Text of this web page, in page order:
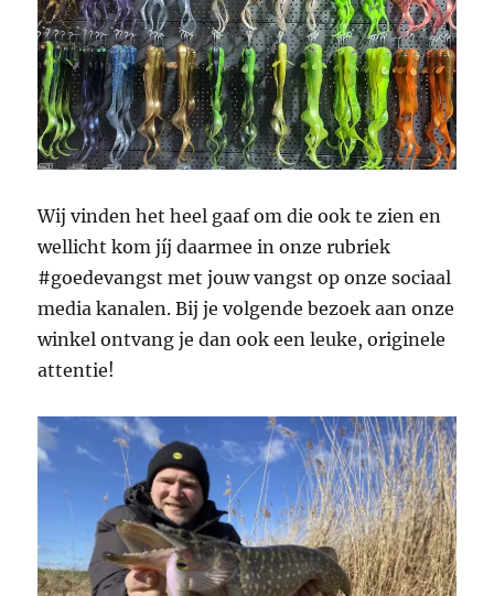
Wij vinden het heel gaaf om die ook te zien en
wellicht kom jíj daarmee in onze rubriek
#goedevangst met jouw vangst op onze sociaal
media kanalen. Bij je volgende bezoek aan onze
winkel ontvang je dan ook een leuke, originele
attentie!